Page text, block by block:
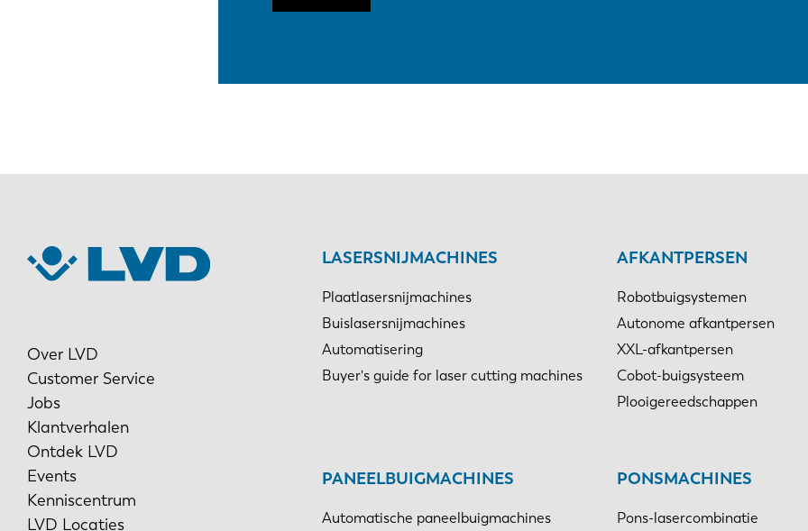
Over LVD
Customer Service
Jobs
Klantverhalen
Ontdek LVD
Events
Kenniscentrum
LVD Locaties
LASERSNIJMACHINES
Plaatlasersnijmachines
Buislasersnijmachines
Automatisering
Buyer's guide for laser cutting machines
AFKANTPERSEN
Robotbuigsystemen
Autonome afkantpersen
XXL-afkantpersen
Cobot-buigsysteem
Plooigereedschappen
PANEELBUIGMACHINES
Automatische paneelbuigmachines
PONSMACHINES
Pons-lasercombinatie